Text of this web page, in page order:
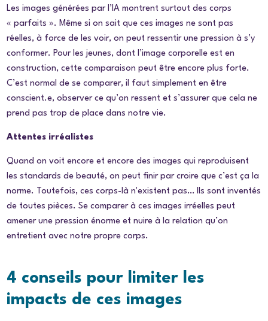
Les images générées par l’IA montrent surtout des corps
« parfaits ». Même si on sait que ces images ne sont pas
réelles, à force de les voir, on peut ressentir une pression à s’y
conformer. Pour les jeunes, dont l’image corporelle est en
construction, cette comparaison peut être encore plus forte.
C’est normal de se comparer, il faut simplement en être
conscient.e, observer ce qu’on ressent et s’assurer que cela ne
prend pas trop de place dans notre vie.
Attentes irréalistes
Quand on voit encore et encore des images qui reproduisent
les standards de beauté, on peut finir par croire que c’est ça la
norme. Toutefois, ces corps-là n'existent pas… Ils sont inventés
de toutes pièces. Se comparer à ces images irréelles peut
amener une pression énorme et nuire à la relation qu’on
entretient avec notre propre corps.
4 conseils pour limiter les
impacts de ces images